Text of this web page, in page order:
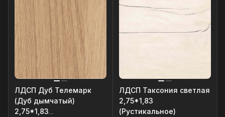
ЛДСП Дуб Телемарк
(Дуб дымчатый)
2,75*1,83
ЛДСП Таксония светлая
2,75*1,83
(Рустикальное)